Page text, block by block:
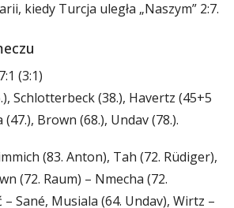
kiedy Turcja uległa „Naszym” 2:7.
(3:1)
Schlotterbeck (38.), Havertz (45+5
Brown (68.), Undav (78.).
(83. Anton), Tah (72. Rüdiger),
(72. Raum) – Nmecha (72.
Sané, Musiala (64. Undav), Wirtz –